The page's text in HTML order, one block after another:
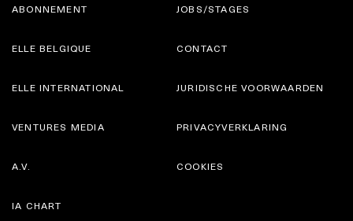
ABONNEMENT
ELLE BELGIQUE
JOBS/STAGES
CONTACT
ELLE INTERNATIONAL
VENTURES MEDIA
JURIDISCHE VOORWAARDEN
PRIVACYVERKLARING
A.V.
IA CHART
COOKIES